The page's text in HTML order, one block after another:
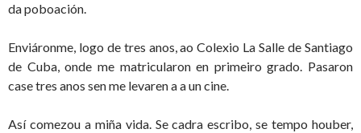
da poboación.
Enviáronme, logo de tres anos, ao Colexio La Salle de Santiago
de Cuba, onde me matricularon en primeiro grado. Pasaron
case tres anos sen me levaren a a un cine.
Así comezou a miña vida. Se cadra escribo, se tempo houber,